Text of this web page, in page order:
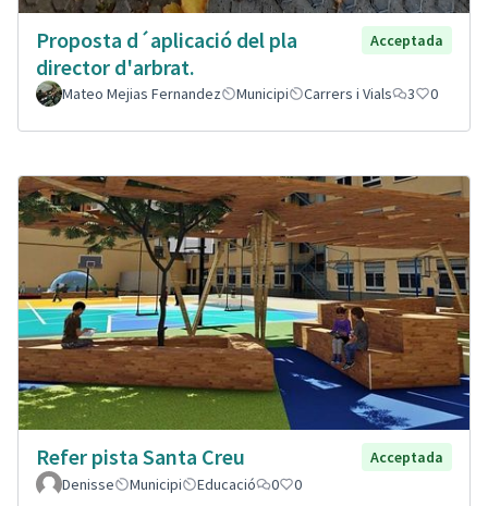
Proposta d´aplicació del pla
director d'arbrat.
Acceptada
Mateo Mejias Fernandez Municipi Carrers i Vials 3 0
Refer pista Santa Creu
Acceptada
Denisse
Municipi Educació 0 0